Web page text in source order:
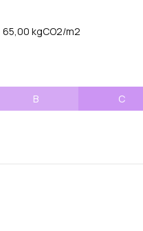
65,00 kgCO2/m2
B C